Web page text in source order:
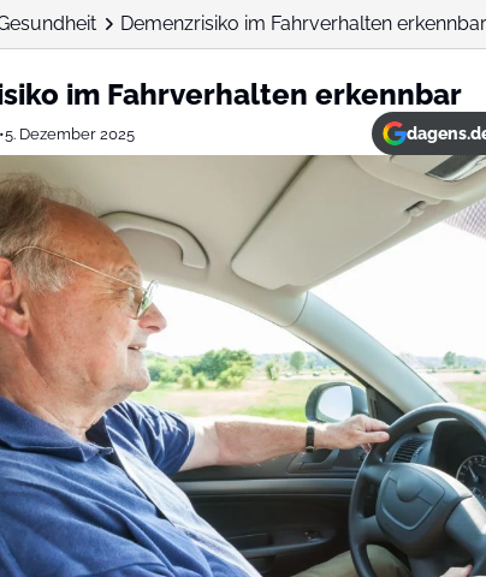
Demenzrisiko im Fahrverhalten erkennbar
im Fahrverhalten erkennbar
•5. Dezember 2025